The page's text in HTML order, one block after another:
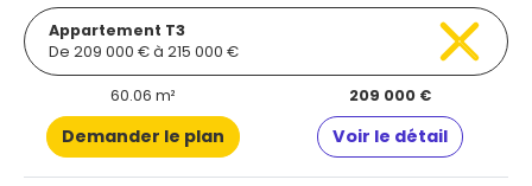
Appartement T3
De 209 000 € à 215 000 €
60.06 m² 209 000 €
Demander le plan Voir le détail